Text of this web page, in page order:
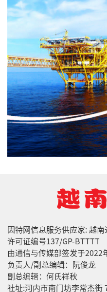
因特网信息服务供应家: 越
许可证编号137/GP-BTTTT
由通信与传媒部签发于2022
负责人/副总编辑：阮俊龙
副总编辑：何氏祥秋
社址:河内市南门坊李常杰街